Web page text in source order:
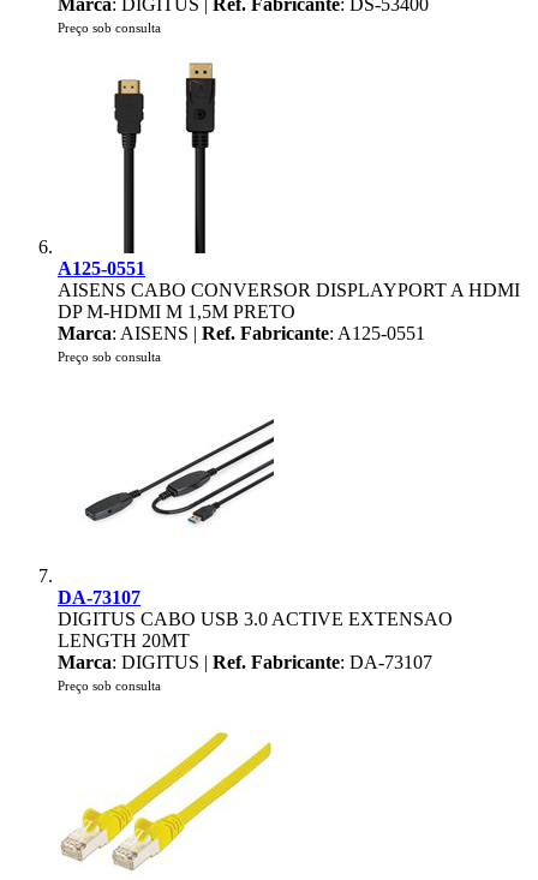
Marca: DIGITUS | Ref. Fabricante: DS-53400
Preço sob consulta
A125-0551
AISENS CABO CONVERSOR DISPLAYPORT A HDMI
DP M-HDMI M 1,5M PRETO
Marca: AISENS | Ref. Fabricante: A125-0551
Preço sob consulta
DA-73107
DIGITUS CABO USB 3.0 ACTIVE EXTENSAO
LENGTH 20MT
Marca: DIGITUS | Ref. Fabricante: DA-73107
Preço sob consulta